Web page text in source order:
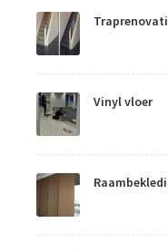
Vinyl vloer